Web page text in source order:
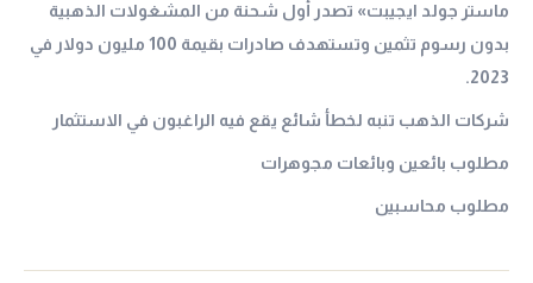
ماستر جولد ايجيبت» تصدر أول شحنة من المشغولات الذهبية
بدون رسوم تثمين وتستهدف صادرات بقيمة 100 مليون دولار في
2023.
شركات الذهب تنبه لخطأ شائع يقع فيه الراغبون في الاستثمار
مطلوب بائعين وبائعات مجوهرات
مطلوب محاسبين